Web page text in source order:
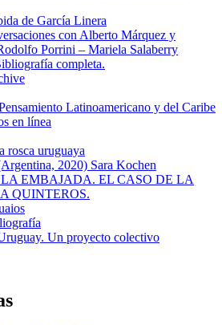
de García Linera
con Alberto Márquez y
Porrini – Mariela Salaberry
completa.
Latinoamericano y del Caribe
en línea
rosca uruguaya
2020) Sara Kochen
LA EMBAJADA. EL CASO DE LA
QUINTEROS.
Un proyecto colectivo